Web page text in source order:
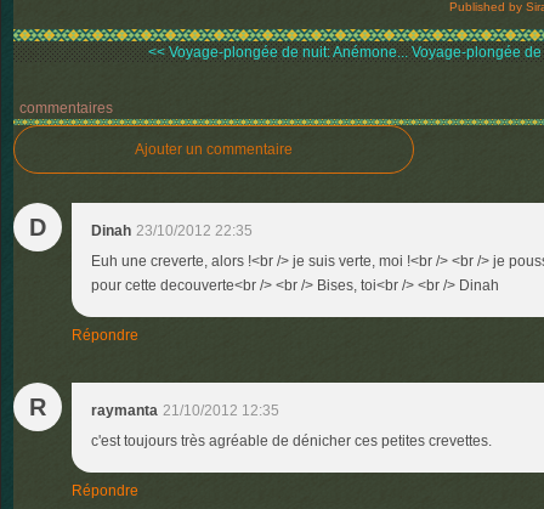
Published by
<< Voyage-plongée de nuit: Anémone... Voyage-plongée de
commentaires
Ajouter un commentaire
D Dinah 23/10/2012 22:35
Euh une creverte, alors !<br /> je suis verte, moi !<br /> <br /> je
pour cette decouverte<br /> <br /> Bises, toi<br /> <br /> Dinah
Répondre
R raymanta 21/10/2012 12:35
c'est toujours très agréable de dénicher ces petites crevettes.
Répondre